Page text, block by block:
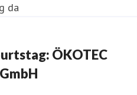
da
ÖKOTEC